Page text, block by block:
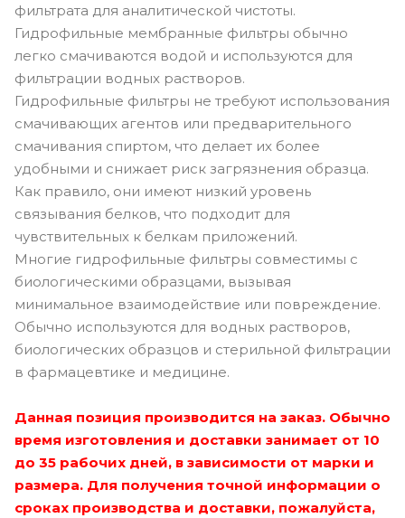
фильтрата для аналитической чистоты.
Гидрофильные мембранные фильтры обычно
легко смачиваются водой и используются для
фильтрации водных растворов.
Гидрофильные фильтры не требуют использования
смачивающих агентов или предварительного
смачивания спиртом, что делает их более
удобными и снижает риск загрязнения образца.
Как правило, они имеют низкий уровень
связывания белков, что подходит для
чувствительных к белкам приложений.
Многие гидрофильные фильтры совместимы с
биологическими образцами, вызывая
минимальное взаимодействие или повреждение.
Обычно используются для водных растворов,
биологических образцов и стерильной фильтрации
в фармацевтике и медицине.
Данная позиция производится на заказ. Обычно
время изготовления и доставки занимает от 10
до 35 рабочих дней, в зависимости от марки и
размера. Для получения точной информации о
сроках производства и доставки, пожалуйста,